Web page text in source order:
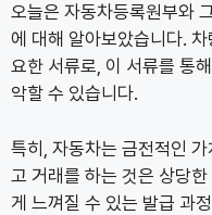
오늘은 자동차등록원부와
에 대해 알아보았습니다.
요한 서류로, 이 서류를 통
악할 수 있습니다.
특히, 자동차는 금전적인
고 거래를 하는 것은 상당
게 느껴질 수 있는 발급 과